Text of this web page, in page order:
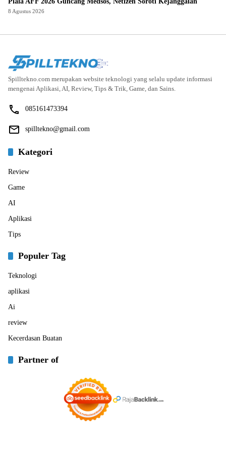
8 Agustus 2026
Spilltekno.com merupakan website teknologi yang selalu update informasi
mengenai Aplikasi, AI, Review, Tips & Trik, Game, dan Sains.
085161473394
spilltekno@gmail.com
Kategori
Review
Game
AI
Aplikasi
Tips
Populer Tag
Teknologi
aplikasi
Ai
review
Kecerdasan Buatan
Partner of